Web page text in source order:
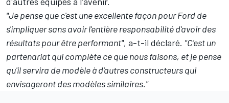
"Je pense que c'est une excellente façon pour Ford de
s'impliquer sans avoir l'entière responsabilité d'avoir des
résultats pour être performant", a-t-il déclaré. "C'est un
partenariat qui complète ce que nous faisons, et je pense
qu'il servira de modèle à d'autres constructeurs qui
envisageront des modèles similaires."